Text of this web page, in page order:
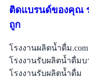
ติดแบรนด์ของคุณ
ถูก
โรงงานผลิตน้ำดื่ม.com
โรงงานรับผลิตน้ำดื่มบ
โรงงานรับผลิตน้ำดื่ม